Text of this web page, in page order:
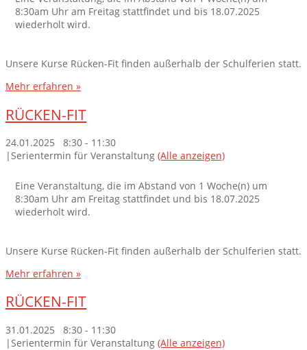
8:30am Uhr am Freitag stattfindet und bis 18.07.2025
wiederholt wird.
Unsere Kurse Rücken-Fit finden außerhalb der Schulferien statt.
Mehr erfahren »
RÜCKEN-FIT
24.01.2025 8:30 - 11:30
|Serientermin für Veranstaltung (Alle anzeigen)
Eine Veranstaltung, die im Abstand von 1 Woche(n) um
8:30am Uhr am Freitag stattfindet und bis 18.07.2025
wiederholt wird.
Unsere Kurse Rücken-Fit finden außerhalb der Schulferien statt.
Mehr erfahren »
RÜCKEN-FIT
31.01.2025 8:30 - 11:30
|Serientermin für Veranstaltung (Alle anzeigen)